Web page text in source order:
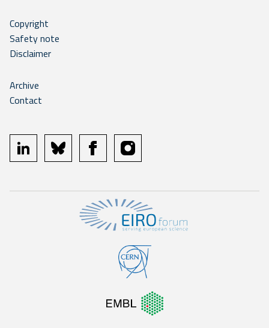
Copyright
Safety note
Disclaimer
Archive
Contact
linkedin bluesky facebookinstagram